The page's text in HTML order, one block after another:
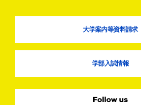
大学案内等資料請求
学部入試情報